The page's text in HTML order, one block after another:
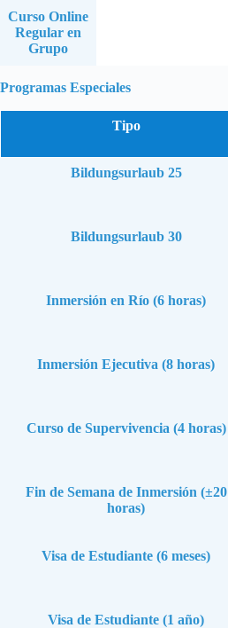
Curso Online
Regular en
Grupo
Programas Especiales
Tipo
Bildungsurlaub 25
Bildungsurlaub 30
Inmersión en Río (6 horas)
Inmersión Ejecutiva (8 horas)
Curso de Supervivencia (4 horas)
Fin de Semana de Inmersión (±20
horas)
Visa de Estudiante (6 meses)
Visa de Estudiante (1 año)